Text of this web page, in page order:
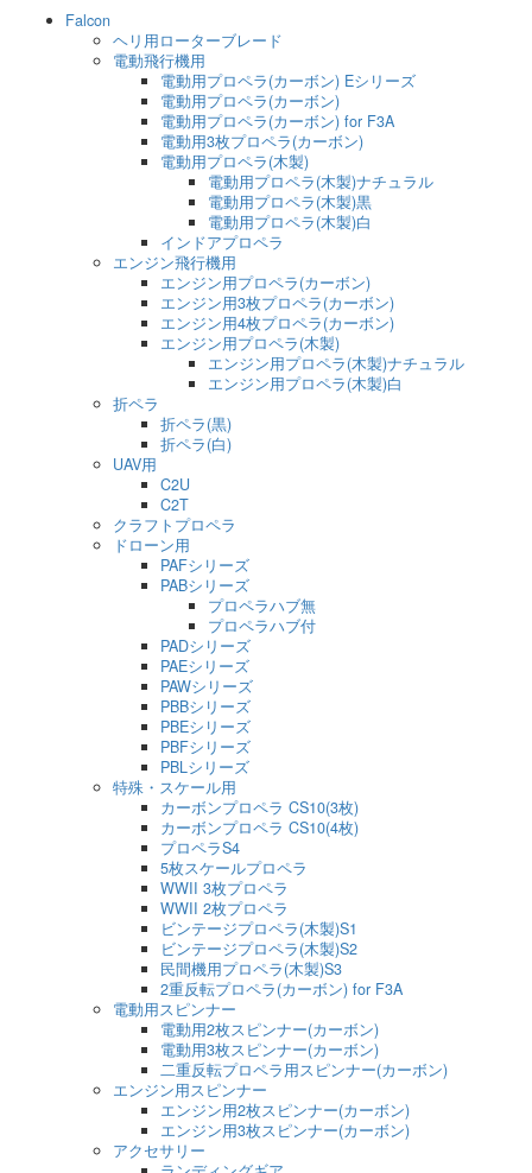
Falcon
ヘリ用ローターブレード
電動飛行機用
電動用プロペラ(カーボン) Eシリーズ
電動用プロペラ(カーボン)
電動用プロペラ(カーボン) for F3A
電動用3枚プロペラ(カーボン)
電動用プロペラ(木製)
電動用プロペラ(木製)ナチュラル
電動用プロペラ(木製)黒
電動用プロペラ(木製)白
インドアプロペラ
エンジン飛行機用
エンジン用プロペラ(カーボン)
エンジン用3枚プロペラ(カーボン)
エンジン用4枚プロペラ(カーボン)
エンジン用プロペラ(木製)
エンジン用プロペラ(木製)ナチュラル
エンジン用プロペラ(木製)白
折ペラ
折ペラ(黒)
折ペラ(白)
UAV用
C2U
C2T
クラフトプロペラ
ドローン用
PAFシリーズ
PABシリーズ
プロペラハブ無
プロペラハブ付
PADシリーズ
PAEシリーズ
PAWシリーズ
PBBシリーズ
PBEシリーズ
PBFシリーズ
PBLシリーズ
特殊・スケール用
カーボンプロペラ CS10(3枚)
カーボンプロペラ CS10(4枚)
プロペラS4
5枚スケールプロペラ
WWII 3枚プロペラ
WWII 2枚プロペラ
ビンテージプロペラ(木製)S1
ビンテージプロペラ(木製)S2
民間機用プロペラ(木製)S3
2重反転プロペラ(カーボン) for F3A
電動用スピンナー
電動用2枚スピンナー(カーボン)
電動用3枚スピンナー(カーボン)
二重反転プロペラ用スピンナー(カーボン)
エンジン用スピンナー
エンジン用2枚スピンナー(カーボン)
エンジン用3枚スピンナー(カーボン)
アクセサリー